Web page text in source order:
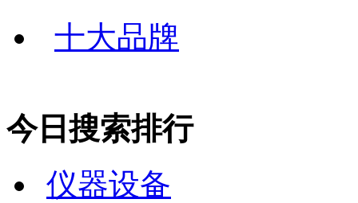
十大品牌
今日搜索排行
仪器设备